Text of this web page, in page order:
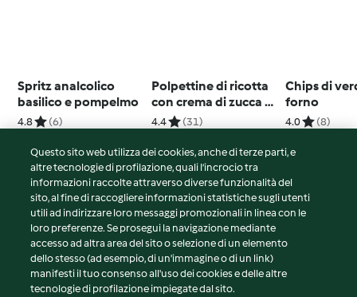
Spritz analcolico
basilico e pompelmo
4.8 (6)
Polpettine di ricotta
con crema di zucca e
riso basmati
4.4 (31)
Chips di
forno
4.0 (8)
© Copyright 2026
Termini del servizio
Informativa sulla privacy
Avvertenze generali
Note legali
Questo sito web utilizza dei cookies, anche di terze parti, e
altre tecnologie di profilazione, quali l’incrocio tra
informazioni raccolte attraverso diverse funzionalità del
sito, al fine di raccogliere informazioni statistiche sugli utenti
utili ad indirizzare loro messaggi promozionali in linea con le
loro preferenze. Se prosegui la navigazione mediante
accesso ad altra area del sito o selezione di un elemento
dello stesso (ad esempio, di un'immagine o di un link)
manifesti il tuo consenso all'uso dei cookies e delle altre
tecnologie di profilazione impiegate dal sito.